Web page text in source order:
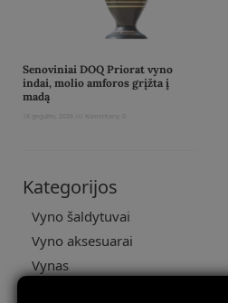
Senoviniai DOQ Priorat vyno
indai, molio amforos grįžta į
madą
18 gegužės, 2026
Kategorijos
Vyno šaldytuvai
Vyno aksesuarai
Vynas